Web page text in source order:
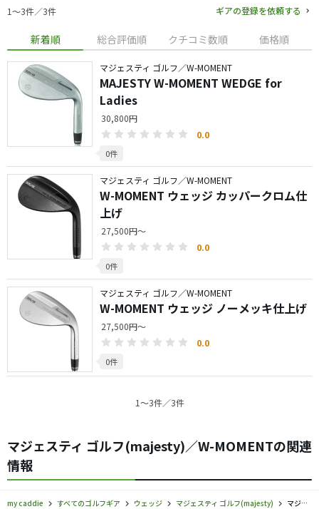
1〜3件／3件 ギアの登録を依頼する
新着順 総合評価順 クチコミ数順 価格順
マジェスティ ゴルフ／W-MOMENT
MAJESTY W-MOMENT WEDGE for
Ladies
30,800円
0.0
0件
マジェスティ ゴルフ／W-MOMENT
W-MOMENT ウェッジ カッパークロム仕
上げ
27,500円～
0.0
0件
マジェスティ ゴルフ／W-MOMENT
W-MOMENT ウェッジ ノーメッキ仕上げ
27,500円～
0.0
0件
1〜3件／3件
マジェスティ ゴルフ(majesty)／W-MOMENTの関連
情報
my caddie すべてのゴルフギア ウェッジ マジェスティ ゴルフ(majesty)
マジェスティ ゴルフ／W-MOMENT／ウェッジの口コミ評価